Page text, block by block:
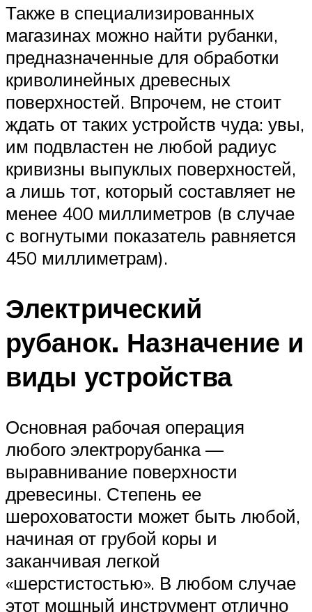
Также в специализированных
магазинах можно найти рубанки,
предназначенные для обработки
криволинейных древесных
поверхностей. Впрочем, не стоит
ждать от таких устройств чуда: увы,
им подвластен не любой радиус
кривизны выпуклых поверхностей,
а лишь тот, который составляет не
менее 400 миллиметров (в случае
с вогнутыми показатель равняется
450 миллиметрам).
Электрический
рубанок. Назначение и
виды устройства
Основная рабочая операция
любого электрорубанка —
выравнивание поверхности
древесины. Степень ее
шероховатости может быть любой,
начиная от грубой коры и
заканчивая легкой
«шерстистостью». В любом случае
этот мощный инструмент отлично